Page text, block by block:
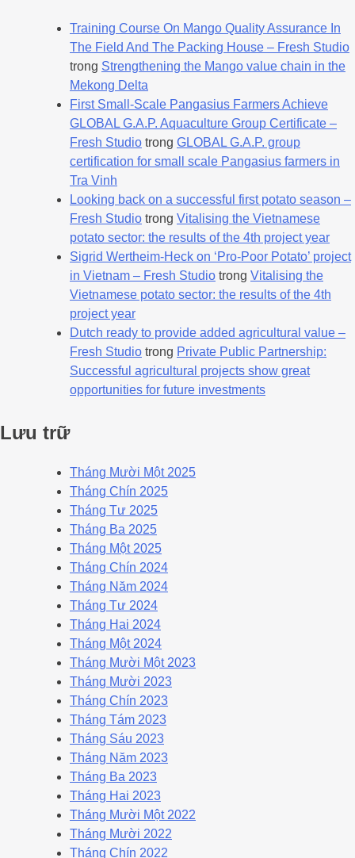
Training Course On Mango Quality Assurance In
The Field And The Packing House – Fresh Studio
trong Strengthening the Mango value chain in the
Mekong Delta
First Small-Scale Pangasius Farmers Achieve
GLOBAL G.A.P. Aquaculture Group Certificate –
Fresh Studio trong GLOBAL G.A.P. group
certification for small scale Pangasius farmers in
Tra Vinh
Looking back on a successful first potato season –
Fresh Studio trong Vitalising the Vietnamese
potato sector: the results of the 4th project year
Sigrid Wertheim-Heck on ‘Pro-Poor Potato’ project
in Vietnam – Fresh Studio trong Vitalising the
Vietnamese potato sector: the results of the 4th
project year
Dutch ready to provide added agricultural value –
Fresh Studio trong Private Public Partnership:
Successful agricultural projects show great
opportunities for future investments
Lưu trữ
Tháng Mười Một 2025
Tháng Chín 2025
Tháng Tư 2025
Tháng Ba 2025
Tháng Một 2025
Tháng Chín 2024
Tháng Năm 2024
Tháng Tư 2024
Tháng Hai 2024
Tháng Một 2024
Tháng Mười Một 2023
Tháng Mười 2023
Tháng Chín 2023
Tháng Tám 2023
Tháng Sáu 2023
Tháng Năm 2023
Tháng Ba 2023
Tháng Hai 2023
Tháng Mười Một 2022
Tháng Mười 2022
Tháng Chín 2022